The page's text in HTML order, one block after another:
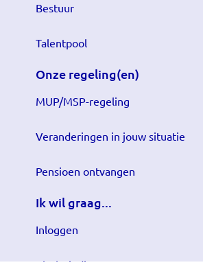
Bestuur
Talentpool
Onze regeling(en)
MUP/MSP-regeling
Veranderingen in jouw situatie
Pensioen ontvangen
Ik wil graag...
Inloggen